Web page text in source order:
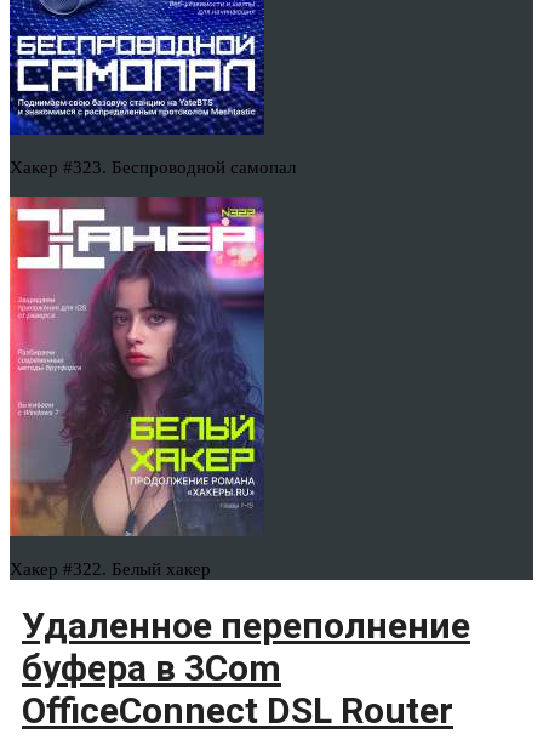
Хакер #323. Беспроводной самопал
Хакер #322. Белый хакер
Удаленное переполнение
буфера в 3Com
OfficeConnect DSL Router